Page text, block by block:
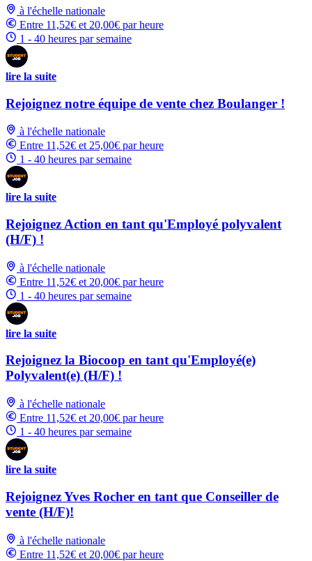
à l'échelle nationale
Entre 11,52€ et 20,00€ par heure
1 - 40 heures par semaine
lire la suite
Rejoignez notre équipe de vente chez Boulanger !
à l'échelle nationale
Entre 11,52€ et 25,00€ par heure
1 - 40 heures par semaine
lire la suite
Rejoignez Action en tant qu'Employé polyvalent
(H/F) !
à l'échelle nationale
Entre 11,52€ et 20,00€ par heure
1 - 40 heures par semaine
lire la suite
Rejoignez la Biocoop en tant qu'Employé(e)
Polyvalent(e) (H/F) !
à l'échelle nationale
Entre 11,52€ et 20,00€ par heure
1 - 40 heures par semaine
lire la suite
Rejoignez Yves Rocher en tant que Conseiller de
vente (H/F)!
à l'échelle nationale
Entre 11,52€ et 20,00€ par heure